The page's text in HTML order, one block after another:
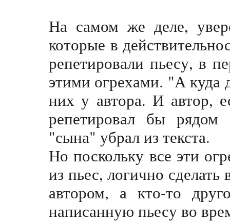
На самом же деле,
которые в
репетировали пьесу, в
этими огрехами. "А куда
них у автора. И автор,
репетировал бы
"сына" убрал из текста.
Но поскольку все эти
из пьес, логично
автором, а кто-то
написанную пьесу во